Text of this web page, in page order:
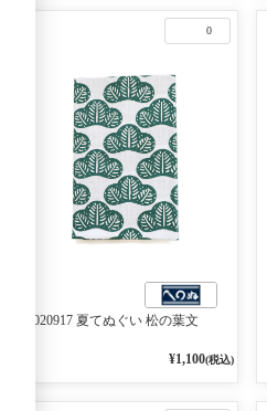
0
6020917 夏てぬぐい 松の葉文
¥1,100(税込)